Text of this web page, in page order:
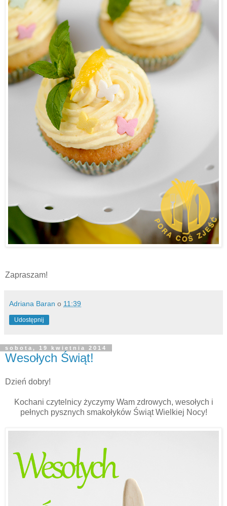
Zapraszam!
Adriana Baran o 11:39
Udostępnij
sobota, 19 kwietnia 2014
Wesołych Świąt!
Dzień dobry!
Kochani czytelnicy życzymy Wam zdrowych, wesołych i
pełnych pysznych smakołyków Świąt Wielkiej Nocy!